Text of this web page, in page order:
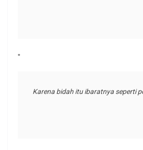
▫️
Karena bidah itu ibaratnya seperti